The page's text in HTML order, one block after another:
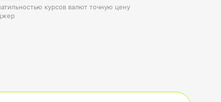
курсов валют точную цену